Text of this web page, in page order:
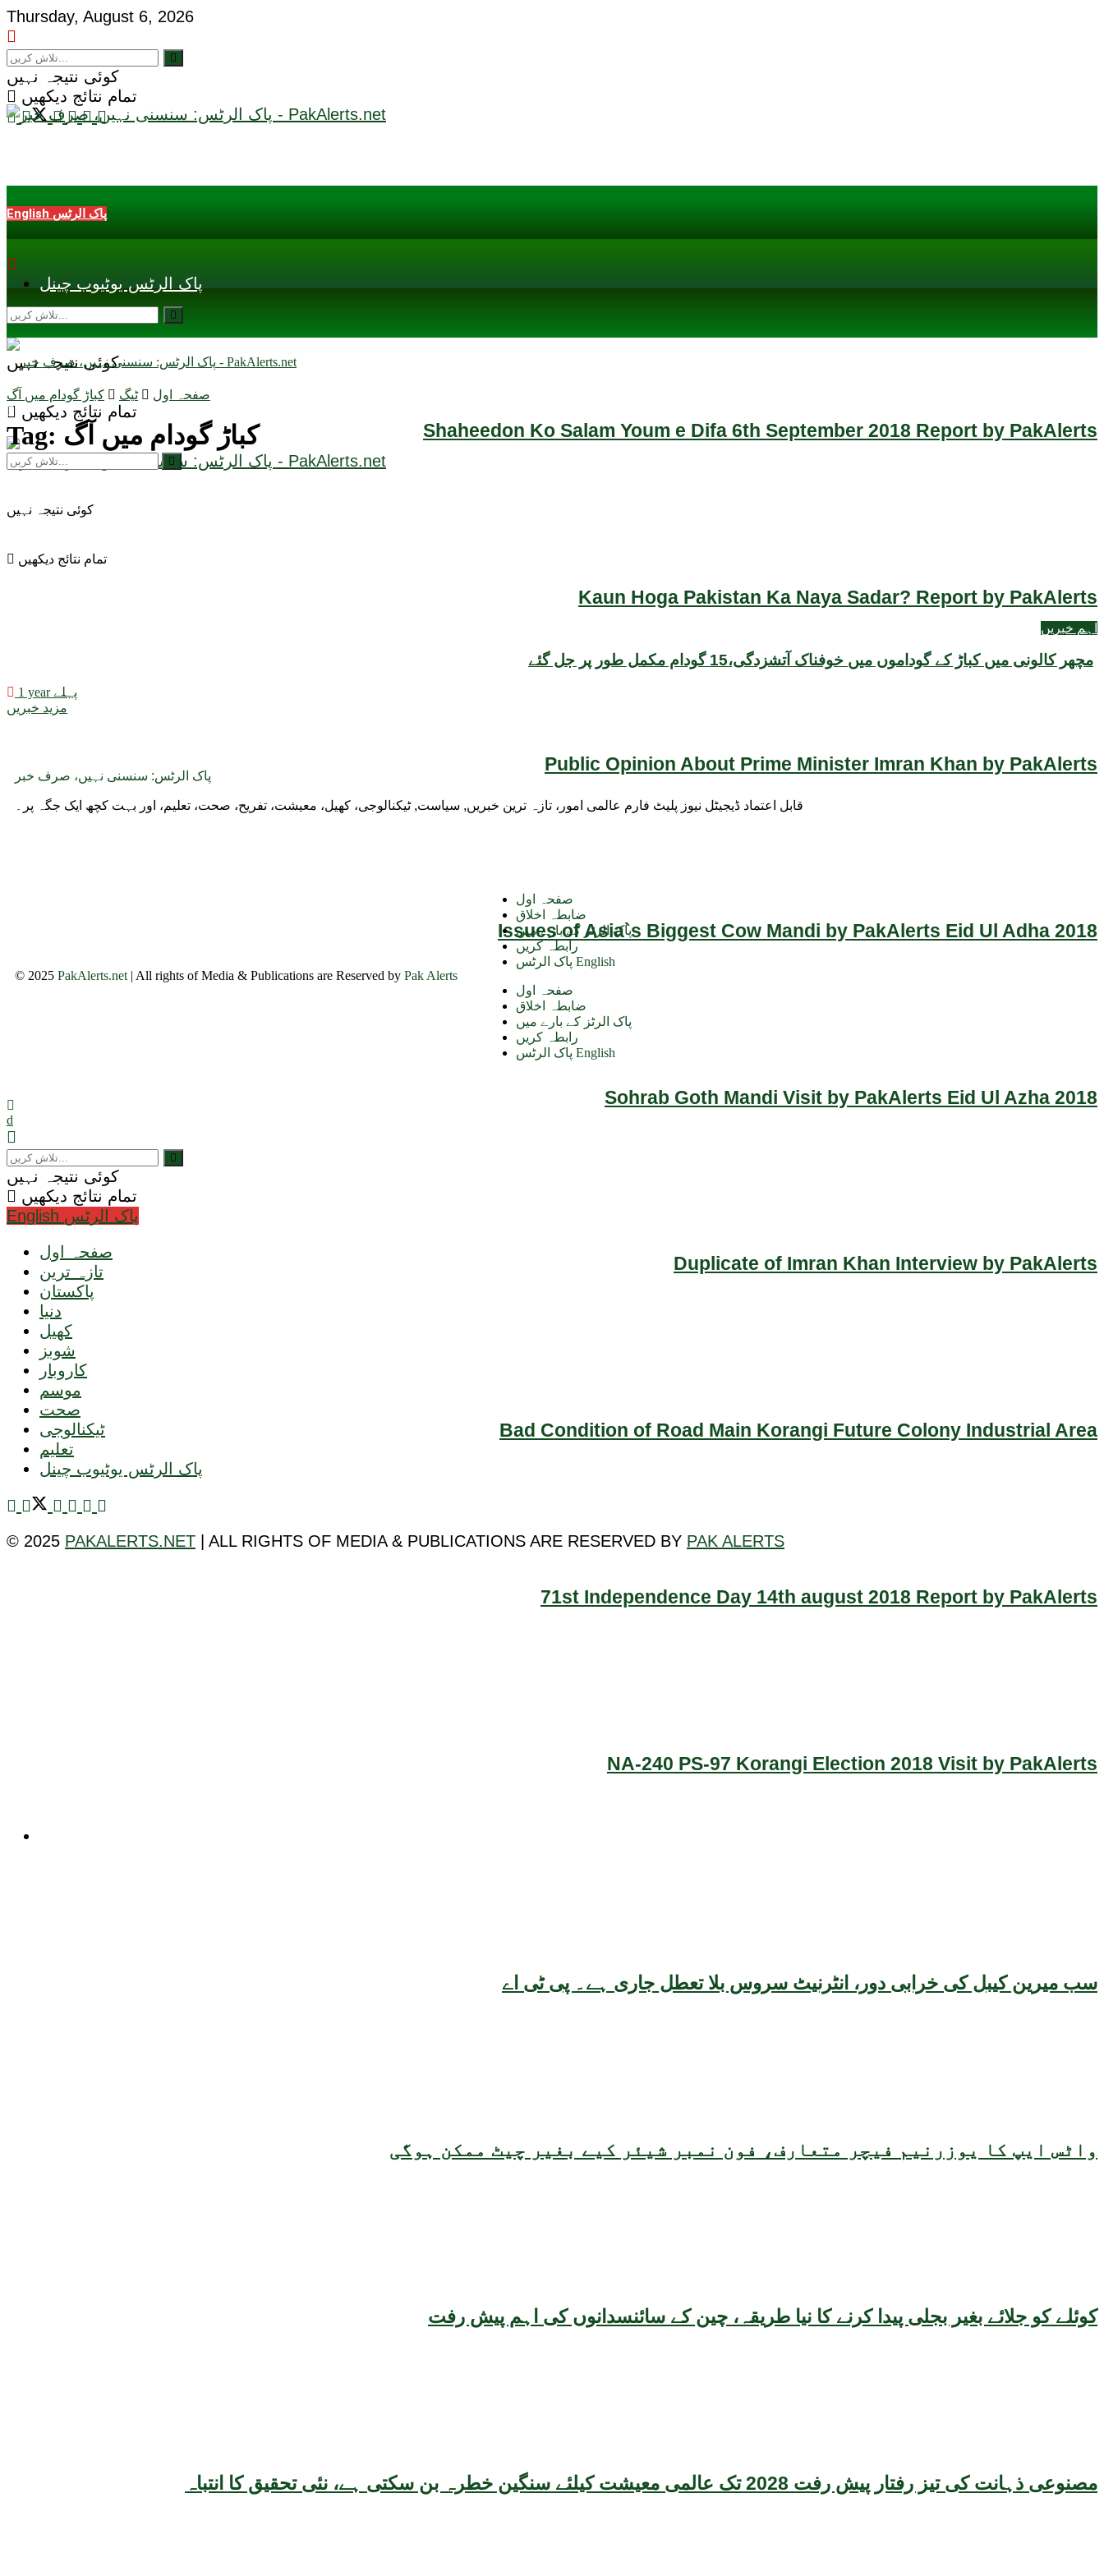
Thursday, August 6, 2026
کوئی نتیجہ نہیں
تمام نتائج دیکھیں
English پاک الرٹس
پاک الرٹس یوٹیوب چینل
Shaheedon Ko Salam Youm e Difa 6th September 2018 Report by PakAlerts
Kaun Hoga Pakistan Ka Naya Sadar? Report by PakAlerts
Public Opinion About Prime Minister Imran Khan by PakAlerts
Issues of Asia`s Biggest Cow Mandi by PakAlerts Eid Ul Adha 2018
Sohrab Goth Mandi Visit by PakAlerts Eid Ul Azha 2018
Duplicate of Imran Khan Interview by PakAlerts
Bad Condition of Road Main Korangi Future Colony Industrial Area
71st Independence Day 14th august 2018 Report by PakAlerts
NA-240 PS-97 Korangi Election 2018 Visit by PakAlerts
سب میرین کیبل کی خرابی دور، انٹرنیٹ سروس بلا تعطل جاری ہے۔ پی ٹی اے
واٹس ایپ کا یوزرنیم فیچر متعارف، فون نمبر شیئر کیے بغیر چیٹ ممکن ہوگی
کوئلے کو جلائے بغیر بجلی پیدا کرنے کا نیا طریقہ، چین کے سائنسدانوں کی اہم پیش رفت
مصنوعی ذہانت کی تیز رفتار پیش رفت 2028 تک عالمی معیشت کیلئے سنگین خطرہ بن سکتی ہے، نئی تحقیق کا انتباہ
کوئی نتیجہ نہیں
تمام نتائج دیکھیں
کوئی نتیجہ نہیں
تمام نتائج دیکھیں
صفحہ اول ٹیگ کباڑ گودام میں آگ
Tag: کباڑ گودام میں آگ
اہم خبریں
مچھر کالونی میں کباڑ کے گوداموں میں خوفناک آتشزدگی،15 گودام مکمل طور پر جل گئے
1 year پہلے
مزید خبریں
پاک الرٹس: سنسنی نہیں، صرف خبر
قابل اعتماد ڈیجیٹل نیوز پلیٹ فارم عالمی امور، تازہ ترین خبریں, سیاست, ٹیکنالوجی، کھیل، معیشت، تفریح، صحت، تعلیم، اور بہت کچھ ایک جگہ پر۔
© 2025 PakAlerts.net | All rights of Media & Publications are Reserved by Pak Alerts
صفحہ اول
ضابطہ اخلاق
پاک الرٹز کے بارے میں
رابطہ کریں
پاک الرٹس English
صفحہ اول
ضابطہ اخلاق
پاک الرٹز کے بارے میں
رابطہ کریں
پاک الرٹس English
کوئی نتیجہ نہیں
تمام نتائج دیکھیں
English پاک الرٹس
صفحہ اول
تازہ ترین
پاکستان
دنیا
کھیل
شوبز
کاروبار
موسم
صحت
ٹیکنالوجی
تعلیم
پاک الرٹس یوٹیوب چینل
© 2025 PAKALERTS.NET | ALL RIGHTS OF MEDIA & PUBLICATIONS ARE RESERVED BY PAK ALERTS